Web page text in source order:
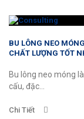
BU LÔNG NEO
CHẤT LƯỢNG TỐT
Bu lông neo móng
cấu, đặc...
Chi Tiết